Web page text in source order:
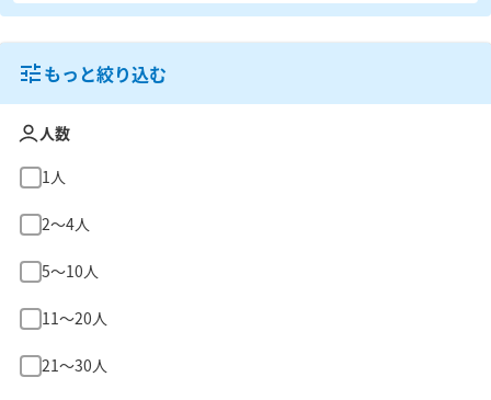
もっと絞り込む
人数
1人
2〜4人
5〜10人
11〜20人
21〜30人